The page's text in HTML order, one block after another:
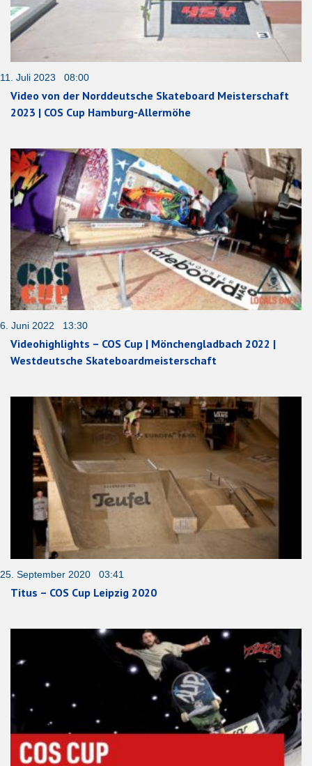
11. Juli 2023 08:00
Video von der Norddeutsche Skateboard Meisterschaft
2023 | COS Cup Hamburg-Allermöhe
6. Juni 2022 13:30
Videohighlights – COS Cup | Mönchengladbach 2022 |
Westdeutsche Skateboardmeisterschaft
25. September 2020 03:41
Titus – COS Cup Leipzig 2020